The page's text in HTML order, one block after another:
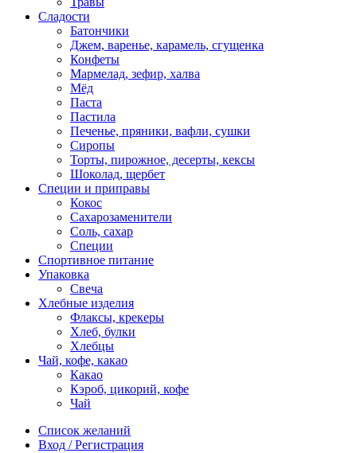
Сладости
Батончики
Джем, варенье, карамель, сгущенка
Конфеты
Мармелад, зефир, халва
Мёд
Паста
Пастила
Печенье, пряники, вафли, сушки
Сиропы
Торты, пирожное, десерты, кексы
Шоколад, щербет
Специи и приправы
Кокос
Сахарозаменители
Соль, сахар
Специи
Спортивное питание
Упаковка
Свеча
Хлебные изделия
Флаксы, крекеры
Хлеб, булки
Хлебцы
Чай, кофе, какао
Какао
Кэроб, цикорий, кофе
Чай
Список желаний
Вход / Регистрация